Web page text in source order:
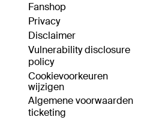
Fanshop
Privacy
Disclaimer
Vulnerability disclosure
policy
Cookievoorkeuren
wijzigen
Algemene voorwaarden
ticketing